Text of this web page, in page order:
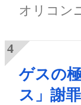
オリコン
ゲスの
ス」謝罪